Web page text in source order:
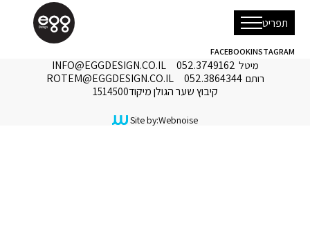
תפריט
עמוד בית
אודות
INSTAGRAM
FACEBOOK
מיטל 052.3749162
INFO@EGGDESIGN.CO.IL
רותם 052.3864344
ROTEM@EGGDESIGN.CO.IL
קיבוץ שער הגולן מיקוד1514500
Site by:Webnoise